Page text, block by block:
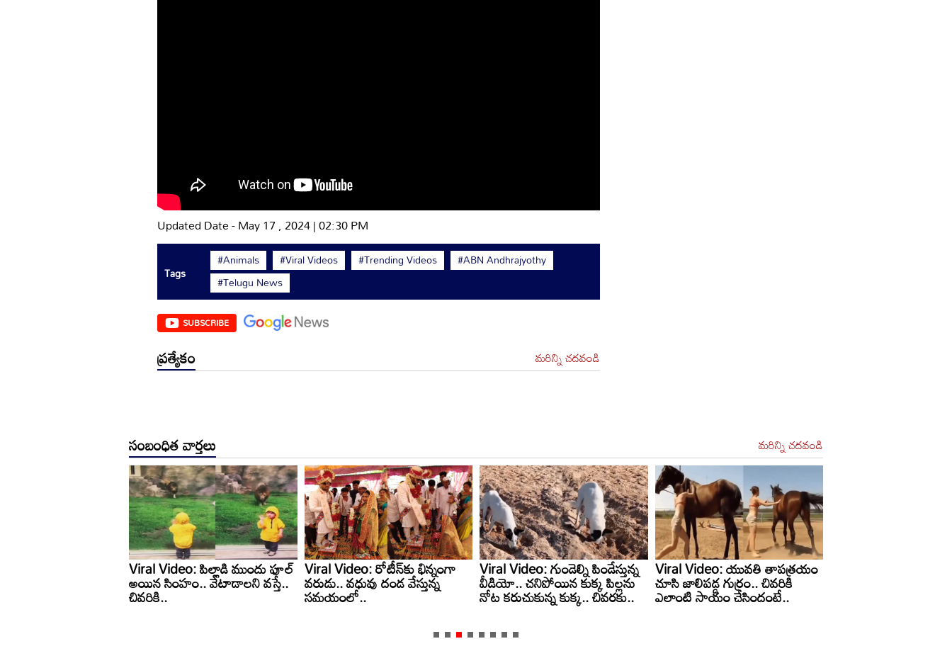
Updated Date - May 17 , 2024 | 02:30 PM
Tags
#Animals #Viral Videos #Trending Videos
#ABN Andhrajyothy
#Telugu News
SUBSCRIBE
ప్రత్యేకం మరిన్ని చదవండి
సంబంధిత వార్తలు మరిన్ని చదవండి
Viral Video: పిల్లాడి ముందు ఫూల్
అయిన సింహం.. వేటాడాలని వస్తే..
చివరికి..
Viral Video: రోటీన్‌కు భిన్నంగా
వరుడు.. వధువు దండ వేస్తున్న
సమయంలో..
Viral Video: గుండెల్ని పిండేస్తున్న
వీడియో.. చనిపోయిన కుక్క పిల్లను
నోట కరుచుకున్న కుక్క.. చివరకు..
Viral Video: యువతి తాపత్రయం
చూసి జాలిపడ్డ గుర్రం.. చివరికి
ఎలాంటి సాయం చేసిందంటే..